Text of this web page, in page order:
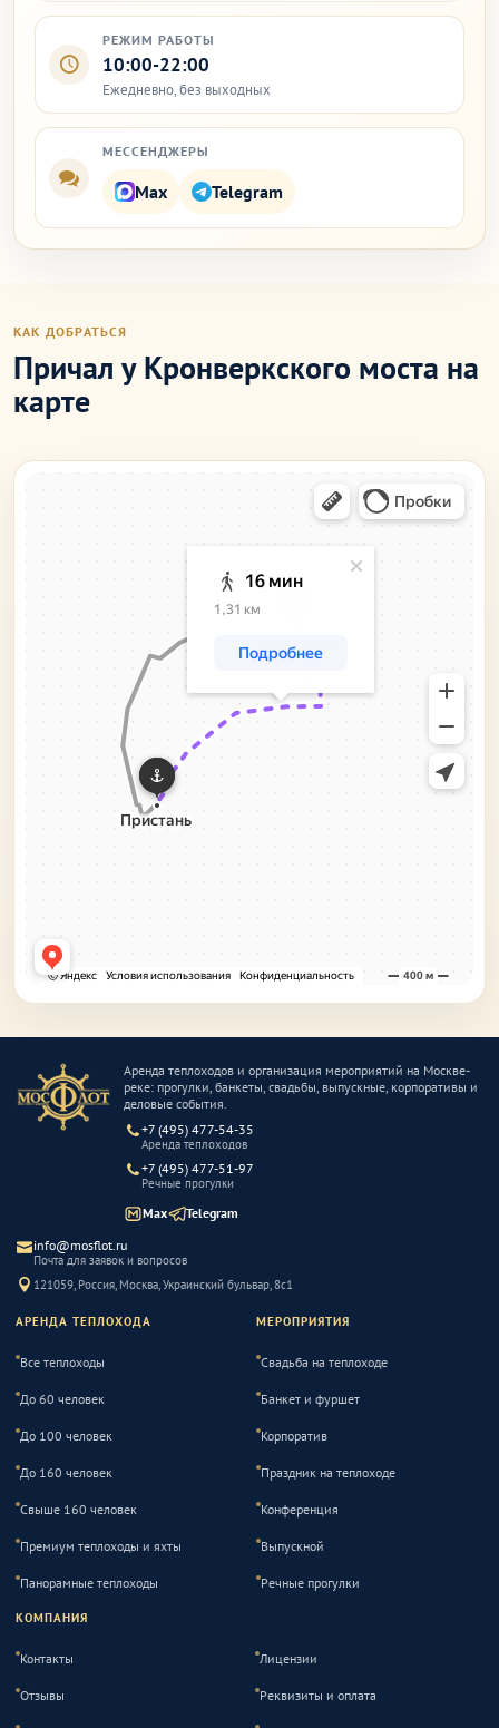
РЕЖИМ РАБОТЫ
10:00-22:00
Ежедневно, без выходных
МЕССЕНДЖЕРЫ
Max Telegram
КАК ДОБРАТЬСЯ
Причал у Кронверкского моста на
карте
Аренда теплоходов и организация мероприятий на Москве-
реке: прогулки, банкеты, свадьбы, выпускные, корпоративы и
деловые события.
+7 (495) 477-54-35
Аренда теплоходов
+7 (495) 477-51-97
Речные прогулки
info@mosflot.ru
Почта для заявок и вопросов
121059, Россия, Москва, Украинский бульвар, 8с1
Max Telegram
АРЕНДА ТЕПЛОХОДА
Все теплоходы
До 60 человек
До 100 человек
До 160 человек
Свыше 160 человек
Премиум теплоходы и яхты
Панорамные теплоходы
МЕРОПРИЯТИЯ
Свадьба на теплоходе
Банкет и фуршет
Корпоратив
Праздник на теплоходе
Конференция
Выпускной
Речные прогулки
КОМПАНИЯ
Контакты Лицензии
Отзывы Реквизиты и оплата